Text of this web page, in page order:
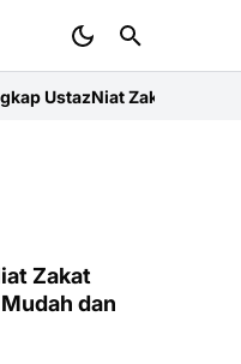
Fitrah untuk Ibu:
Zakat
dan